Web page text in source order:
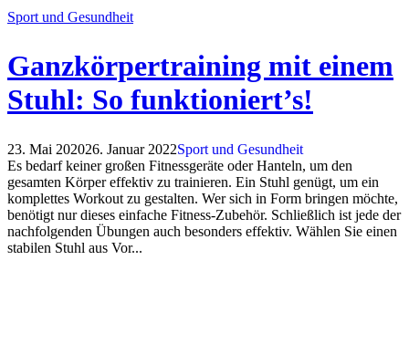
Sport und Gesundheit
Ganzkörpertraining mit einem
Stuhl: So funktioniert’s!
23. Mai 202026. Januar 2022Sport und Gesundheit
Es bedarf keiner großen Fitnessgeräte oder Hanteln, um den
gesamten Körper effektiv zu trainieren. Ein Stuhl genügt, um ein
komplettes Workout zu gestalten. Wer sich in Form bringen möchte,
benötigt nur dieses einfache Fitness-Zubehör. Schließlich ist jede der
nachfolgenden Übungen auch besonders effektiv. Wählen Sie einen
stabilen Stuhl aus Vor...